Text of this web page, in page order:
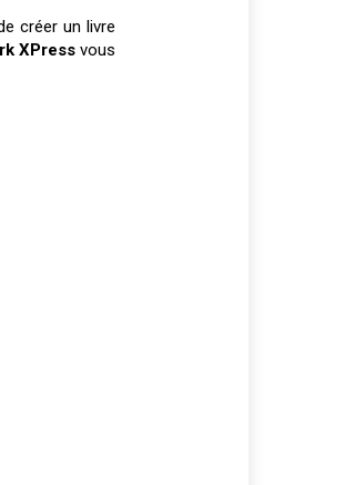
créer un livre
XPressvous